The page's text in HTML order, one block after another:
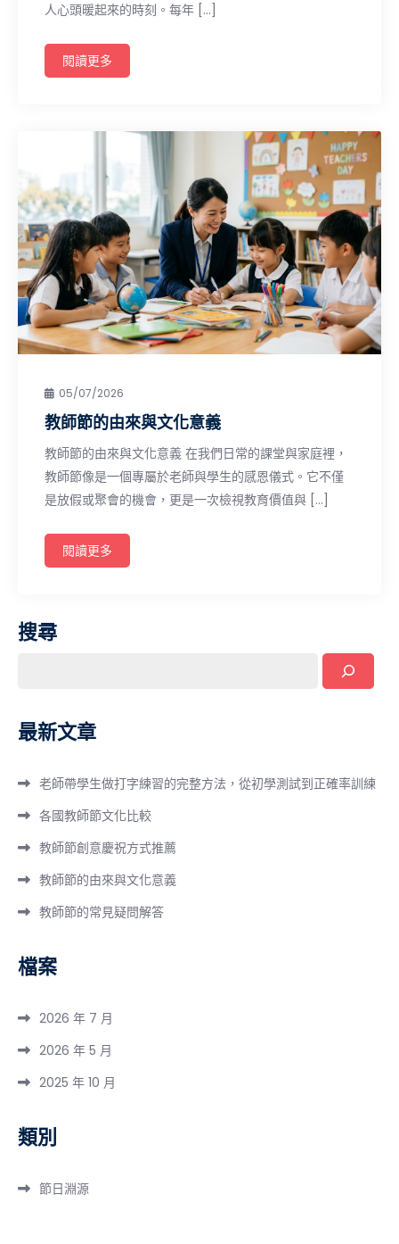
人心頭暖起來的時刻。每年 […]
閱讀更多
05/07/2026
教師節的由來與文化意義
教師節的由來與文化意義 在我們日常的課堂與家庭裡，
教師節像是一個專屬於老師與學生的感恩儀式。它不僅
是放假或聚會的機會，更是一次檢視教育價值與 […]
閱讀更多
搜尋
最新文章
老師帶學生做打字練習的完整方法，從初學測試到正確率訓練
各國教師節文化比較
教師節創意慶祝方式推薦
教師節的由來與文化意義
教師節的常見疑問解答
檔案
2026 年 7 月
2026 年 5 月
2025 年 10 月
類別
節日淵源